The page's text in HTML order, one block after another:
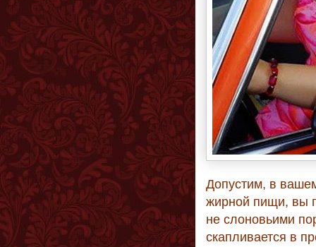
Допустим, в
жирной пищи, вы
не слоновьими
скапливается в